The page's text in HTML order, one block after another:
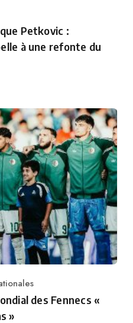
Petkovic :
à une refonte du
des Fennecs «
»